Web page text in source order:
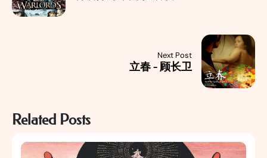
Next Post
立春 - 顾长卫
Related Posts